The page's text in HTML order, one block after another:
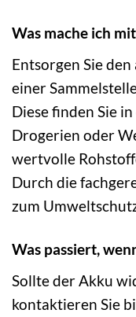
Was mache ich
Entsorgen Sie
einer
Diese finden Sie
Drogerien oder
wertvolle
Durch die
zum
Was passiert,
Sollte der Akku
kontaktieren Sie